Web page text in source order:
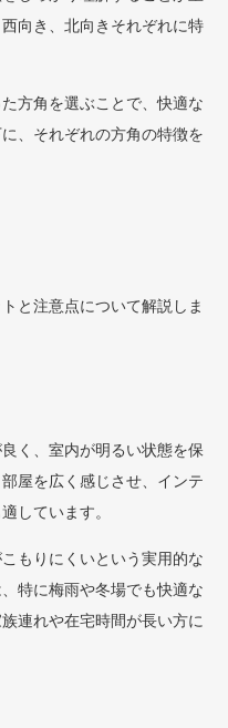
向き、北向きそれぞれに特
方角を選ぶことで、快適な
、それぞれの方角の特徴を
と注意点について解説しま
く、室内が明るい状態を保
屋を広く感じさせ、インテ
しています。
もりにくいという実用的な
特に梅雨や冬場でも快適な
連れや在宅時間が長い方に